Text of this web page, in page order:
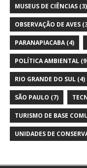
MUSEUS DE CIÊNCIAS (3)
OBSERVAÇÃO DE AVES
PARANAPIACABA(4)
POLÍTICA AMBIENTAL
RIO GRANDE DO SUL (4)
SÃO PAULO (7)
TURISMO DE BASE
UNIDADES DE